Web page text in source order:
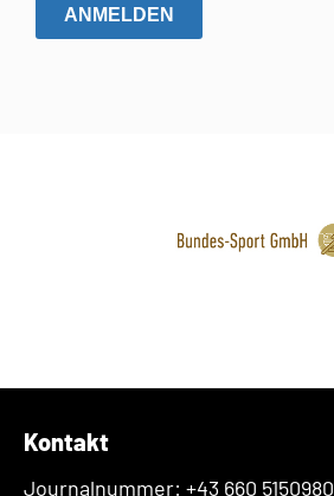
ANMELDEN
Kontakt
Journalnummer: +43 660 5150980